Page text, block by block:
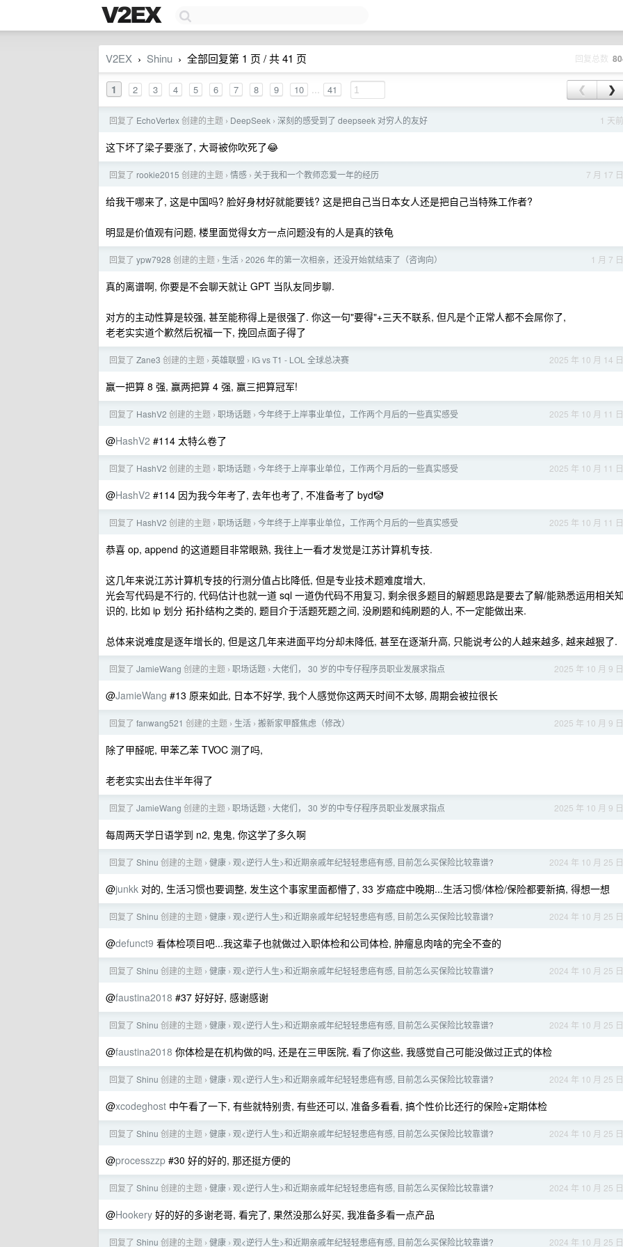
V2EX › Shinu › 全部回复第 1 页 / 共 41 页 回复总数
1 2 3 4 5 6 7 8 9 10 ... 41 ❮ ❯
1 天前
回复了 EchoVertex创建的主题 › DeepSeek › 深刻的感受到了 deepseek 对穷人的友好
这下坏了梁子要涨了, 大哥被你吹死了😂
7 月 17 日
回复了 rookie2015 创建的主题 › 情感 › 关于我和一个教师恋爱一年的经历
给我干哪来了, 这是中国吗? 脸好身材好就能要钱? 这是把自己当日本女人还是把自己当特殊工作者?
明显是价值观有问题, 楼里面觉得女方一点问题没有的人是真的铁龟
1 月 7 日
回复了 ypw7928 创建的主题 › 生活 › 2026 年的第一次相亲，还没开始就结束了（咨询向）
真的离谱啊, 你要是不会聊天就让 GPT 当队友同步聊.
对方的主动性算是较强, 甚至能称得上是很强了. 你这一句"要得"+三天不联系, 但凡是个正常人都不会屌你了,
老老实实道个歉然后祝福一下, 挽回点面子得了
2025 年 10 月 14 日
回复了 Zane3 创建的主题 › 英雄联盟 › IG vs T1 - LOL 全球总决赛
赢一把算 8 强, 赢两把算 4 强, 赢三把算冠军!
2025 年 10 月 11 日
回复了 HashV2 创建的主题 › 职场话题 › 今年终于上岸事业单位，工作两个月后的一些真实感受
@HashV2 #114 太特么卷了
2025 年 10 月 11 日
回复了 HashV2 创建的主题 › 职场话题 › 今年终于上岸事业单位，工作两个月后的一些真实感受
@HashV2 #114 因为我今年考了, 去年也考了, 不准备考了 byd🤡
2025 年 10 月 11 日
回复了 HashV2 创建的主题 › 职场话题 › 今年终于上岸事业单位，工作两个月后的一些真实感受
恭喜 op, append 的这道题目非常眼熟, 我往上一看才发觉是江苏计算机专技.
这几年来说江苏计算机专技的行测分值占比降低, 但是专业技术题难度增大,
光会写代码是不行的, 代码估计也就一道 sql 一道伪代码不用复习, 剩余很多题目的解题思路是要去了解/能熟悉运用相关知
识的, 比如 ip 划分 拓扑结构之类的, 题目介于活题死题之间, 没刷题和纯刷题的人, 不一定能做出来.
总体来说难度是逐年增长的, 但是这几年来进面平均分却未降低, 甚至在逐渐升高, 只能说考公的人越来越多, 越来越狠了.
2025 年 10 月 9 日
回复了 JamieWang 创建的主题 › 职场话题 › 大佬们， 30 岁的中专仔程序员职业发展求指点
@JamieWang #13 原来如此, 日本不好学, 我个人感觉你这两天时间不太够, 周期会被拉很长
2025 年 10 月 9 日
回复了 fanwang521 创建的主题 › 生活 › 搬新家甲醛焦虑（修改）
除了甲醛呢, 甲苯乙苯 TVOC 测了吗,
老老实实出去住半年得了
2025 年 10 月 9 日
回复了 JamieWang 创建的主题 › 职场话题 › 大佬们， 30 岁的中专仔程序员职业发展求指点
每周两天学日语学到 n2, 鬼鬼, 你这学了多久啊
2024 年 10 月 25 日
回复了 Shinu 创建的主题 › 健康 › 观<逆行人生>和近期亲戚年纪轻轻患癌有感, 目前怎么买保险比较靠谱?
@junkk 对的, 生活习惯也要调整, 发生这个事家里面都懵了, 33 岁癌症中晚期...生活习惯/体检/保险都要新搞, 得想一想
2024 年 10 月 25 日
回复了 Shinu 创建的主题 › 健康 › 观<逆行人生>和近期亲戚年纪轻轻患癌有感, 目前怎么买保险比较靠谱?
@defunct9 看体检项目吧...我这辈子也就做过入职体检和公司体检, 肿瘤息肉啥的完全不查的
2024 年 10 月 25 日
回复了 Shinu 创建的主题 › 健康 › 观<逆行人生>和近期亲戚年纪轻轻患癌有感, 目前怎么买保险比较靠谱?
@faustina2018 #37 好好好, 感谢感谢
2024 年 10 月 25 日
回复了 Shinu 创建的主题 › 健康 › 观<逆行人生>和近期亲戚年纪轻轻患癌有感, 目前怎么买保险比较靠谱?
@faustina2018 你体检是在机构做的吗, 还是在三甲医院, 看了你这些, 我感觉自己可能没做过正式的体检
2024 年 10 月 25 日
回复了 Shinu 创建的主题 › 健康 › 观<逆行人生>和近期亲戚年纪轻轻患癌有感, 目前怎么买保险比较靠谱?
@xcodeghost 中午看了一下, 有些就特别贵, 有些还可以, 准备多看看, 搞个性价比还行的保险+定期体检
2024 年 10 月 25 日
回复了 Shinu 创建的主题 › 健康 › 观<逆行人生>和近期亲戚年纪轻轻患癌有感, 目前怎么买保险比较靠谱?
@processzzp #30 好的好的, 那还挺方便的
2024 年 10 月 25 日
回复了 Shinu 创建的主题 › 健康 › 观<逆行人生>和近期亲戚年纪轻轻患癌有感, 目前怎么买保险比较靠谱?
@Hookery 好的好的多谢老哥, 看完了, 果然没那么好买, 我准备多看一点产品
2024 年 10 月 25 日
回复了 Shinu 创建的主题 › 健康 › 观<逆行人生>和近期亲戚年纪轻轻患癌有感, 目前怎么买保险比较靠谱?